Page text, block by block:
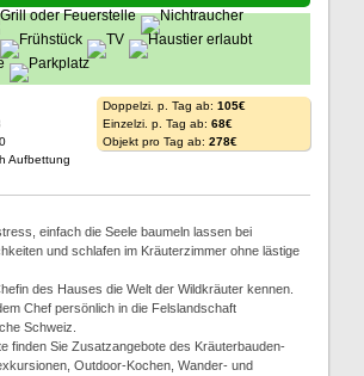
Aufbettung
Doppelzi. p. Tag ab: 105€
Einzelzi. p. Tag ab: 68€
Objekt pro Tag ab: 278€
einfach die Seele baumeln lassen bei
und schlafen im Kräuterzimmer ohne lästige
des Hauses die Welt der Wildkräuter kennen.
Chef persönlich in die Felslandschaft
Schweiz.
finden Sie Zusatzangebote des Kräuterbauden-
Outdoor-Kochen, Wander- und